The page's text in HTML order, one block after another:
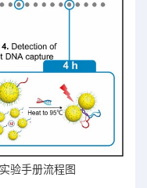
验手册流程图